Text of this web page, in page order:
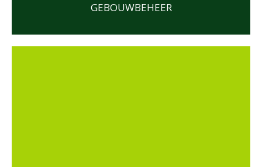
GEBOUWBEHEER